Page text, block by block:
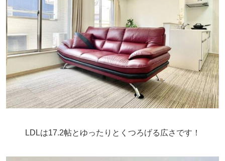
LDLは17.2帖とゆったりとくつろげる広さです！